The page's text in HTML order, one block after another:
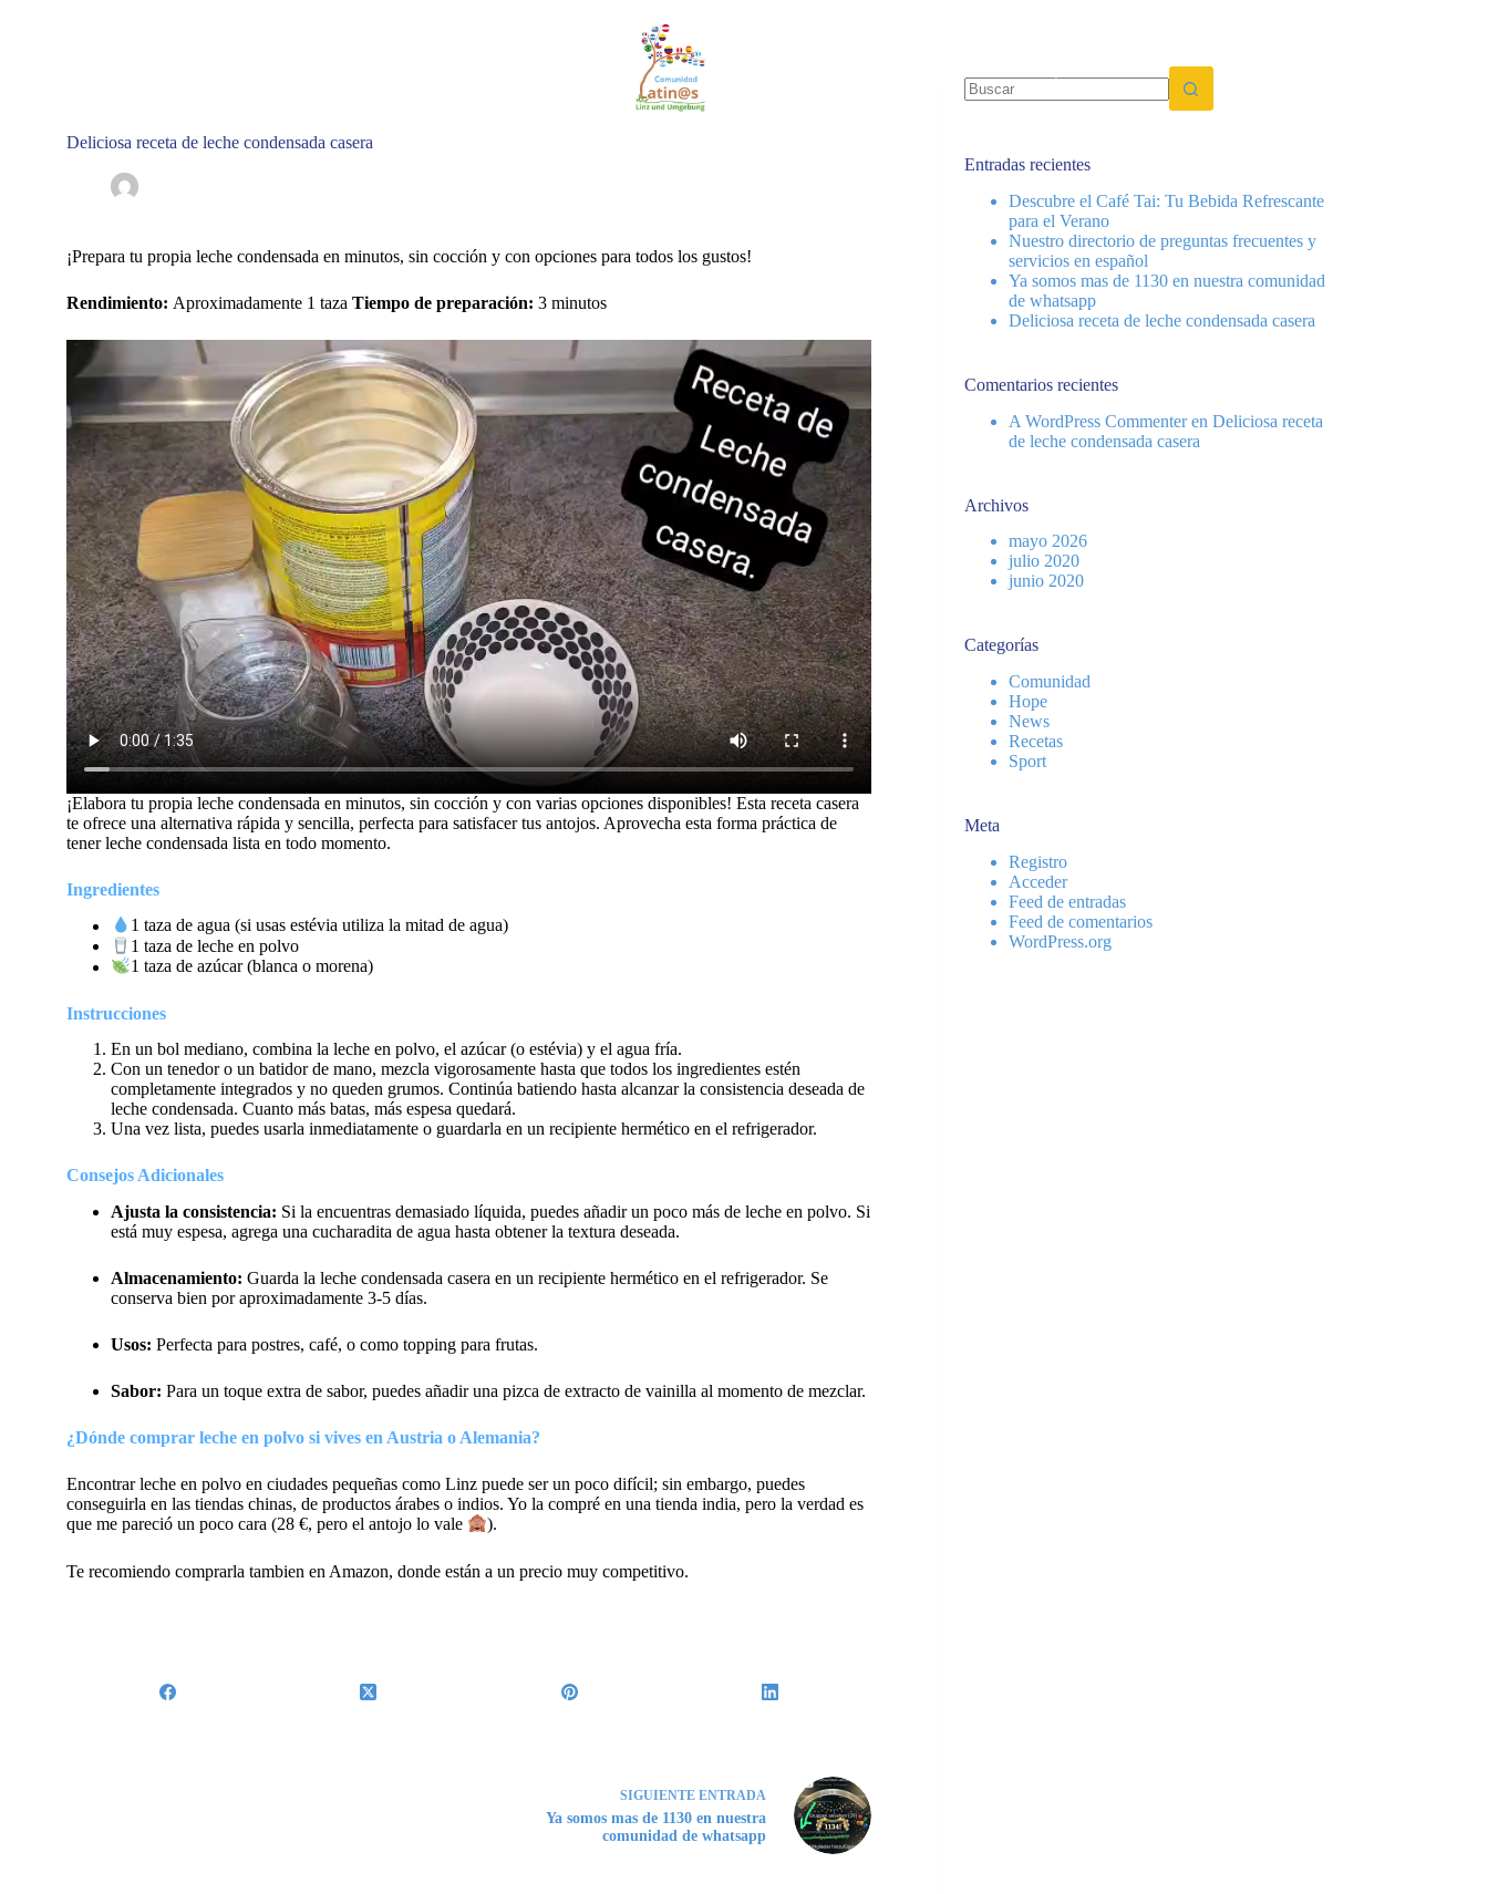
Deliciosa receta de leche condensada casera
¡Prepara tu propia leche condensada en minutos, sin cocción y con opciones para todos los gustos!
Rendimiento: Aproximadamente 1 taza Tiempo de preparación: 3 minutos
¡Elabora tu propia leche condensada en minutos, sin cocción y con varias opciones disponibles! Esta receta casera
te ofrece una alternativa rápida y sencilla, perfecta para satisfacer tus antojos. Aprovecha esta forma práctica de
tener leche condensada lista en todo momento.
Ingredientes
1 taza de agua (si usas estévia utiliza la mitad de agua)
1 taza de leche en polvo
1 taza de azúcar (blanca o morena)
Instrucciones
En un bol mediano, combina la leche en polvo, el azúcar (o estévia) y el agua fría.
Con un tenedor o un batidor de mano, mezcla vigorosamente hasta que todos los ingredientes estén
completamente integrados y no queden grumos. Continúa batiendo hasta alcanzar la consistencia deseada de
leche condensada. Cuanto más batas, más espesa quedará.
Una vez lista, puedes usarla inmediatamente o guardarla en un recipiente hermético en el refrigerador.
Consejos Adicionales
Ajusta la consistencia: Si la encuentras demasiado líquida, puedes añadir un poco más de leche en polvo. Si
está muy espesa, agrega una cucharadita de agua hasta obtener la textura deseada.
Almacenamiento: Guarda la leche condensada casera en un recipiente hermético en el refrigerador. Se
conserva bien por aproximadamente 3-5 días.
Usos: Perfecta para postres, café, o como topping para frutas.
Sabor: Para un toque extra de sabor, puedes añadir una pizca de extracto de vainilla al momento de mezclar.
¿Dónde comprar leche en polvo si vives en Austria o Alemania?
Encontrar leche en polvo en ciudades pequeñas como Linz puede ser un poco difícil; sin embargo, puedes
conseguirla en las tiendas chinas, de productos árabes o indios. Yo la compré en una tienda india, pero la verdad es
que me pareció un poco cara (28 €, pero el antojo lo vale
).
Te recomiendo comprarla tambien en Amazon, donde están a un precio muy competitivo.
SIGUIENTE ENTRADA
Ya somos mas de 1130 en nuestra
comunidad de whatsapp
Entradas recientes
Descubre el Café Tai: Tu Bebida Refrescante
para el Verano
Nuestro directorio de preguntas frecuentes y
servicios en español
Ya somos mas de 1130 en nuestra comunidad
de whatsapp
Deliciosa receta de leche condensada casera
Comentarios recientes
A WordPress Commenteren Deliciosa receta
de leche condensada casera
Archivos
mayo 2026
julio 2020
junio 2020
Categorías
Comunidad
Hope
News
Recetas
Sport
Meta
Registro
Acceder
Feed de entradas
Feed de comentarios
WordPress.org